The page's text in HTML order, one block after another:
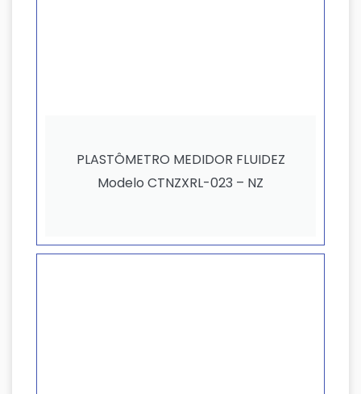
PLASTÔMETRO MEDIDOR FLUIDEZ
Modelo CTNZXRL-023 – NZ